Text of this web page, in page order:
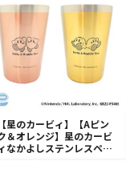
【星のカービィ】【Aピン
＆オレンジ】星のカービ
なかよしステンレスペア